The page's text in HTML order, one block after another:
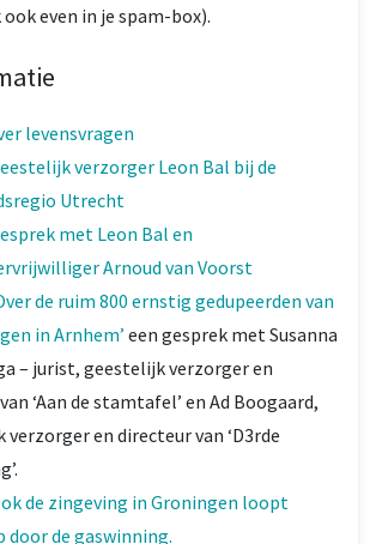
even in je spam-box).
levensvragen
verzorger Leon Bal bij de
Utrecht
met Leon Bal en
Arnoud van Voorst
de ruim 800 ernstig gedupeerden van
in Arnhem’ een gesprek met Susanna
– jurist, geestelijk verzorger en
‘Aan de stamtafel’ en Ad Boogaard,
en directeur van ‘D3rde
de zingeving in Groningen loopt
door de gaswinning.